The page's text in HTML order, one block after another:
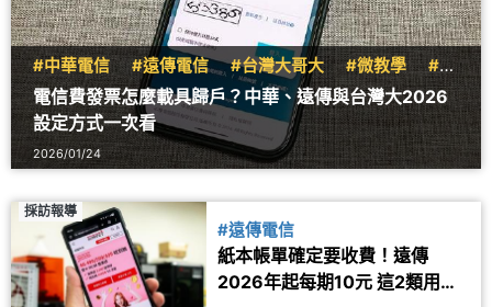
#中華電信 #遠傳電信 #台灣大哥大 #微教學
#生
活資訊
電信費發票怎麼載具歸戶？中華、遠傳與台灣大2026
設定方式一次看
2026/01/24
採訪報導
#遠傳電信
紙本帳單確定要收費！遠傳
2026年起每期10元 這2類用戶